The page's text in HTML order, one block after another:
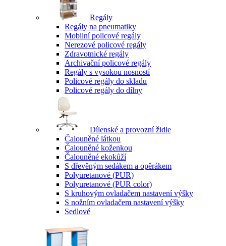
Regály
Regály na pneumatiky
Mobilní policové regály
Nerezové policové regály
Zdravotnické regály
Archivační policové regály
Regály s vysokou nosností
Policové regály do skladu
Policové regály do dílny
Dílenské a provozní židle
Čalouněné látkou
Čalouněné koženkou
Čalouněné ekokůží
S dřevěným sedákem a opěrákem
Polyuretanové (PUR)
Polyuretanové (PUR color)
S kruhovým ovladačem nastavení výšky
S nožním ovladačem nastavení výšky
Sedlové